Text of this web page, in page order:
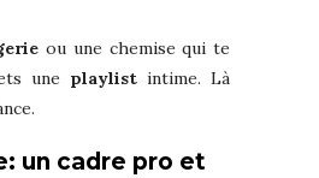
ou une chemise qui te
une playlist intime. Là
un cadre pro et